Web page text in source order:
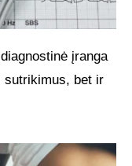
įranga
sutrikimus, bet ir